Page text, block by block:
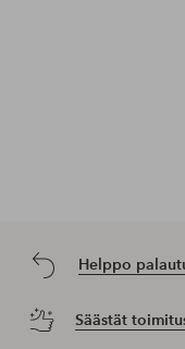
Helppo
Säästät